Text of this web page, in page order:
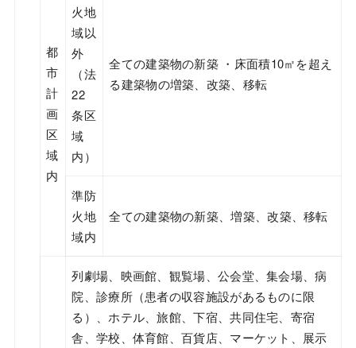
都
市
計
画
区
域
内
火地
域以
外
（法
22
条区
域
内）
全ての建築物の新築 ・床面積10㎡を超え
る建築物の増築、改築、移転
準防
火地
域内
全ての建築物の新築、増築、改築、移転
列劇場、映画館、観覧場、公会堂、集会場、病
院、診療所（患者の収容施設があるものに限
る）、ホテル、旅館、下宿、共同住宅、寄宿
舎、学校、体育館、百貨店、マーケット、展示